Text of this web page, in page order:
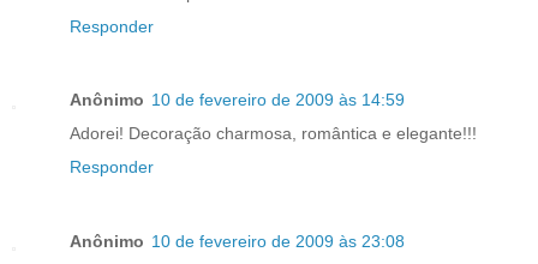
Responder
Anônimo 10 de fevereiro de 2009 às 14:59
Adorei! Decoração charmosa, romântica e elegante!!!
Responder
Anônimo 10 de fevereiro de 2009 às 23:08